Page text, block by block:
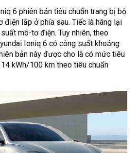
6 phiên bản tiêu chuẩn trang bị bộ
điện lắp ở phía sau. Tiếc là hãng lại
mô-tơ điện. Tuy nhiên, theo
Ioniq 6 có công suất khoảng
bản này được cho là có mức tiêu
kWh/100 km theo tiêu chuẩn